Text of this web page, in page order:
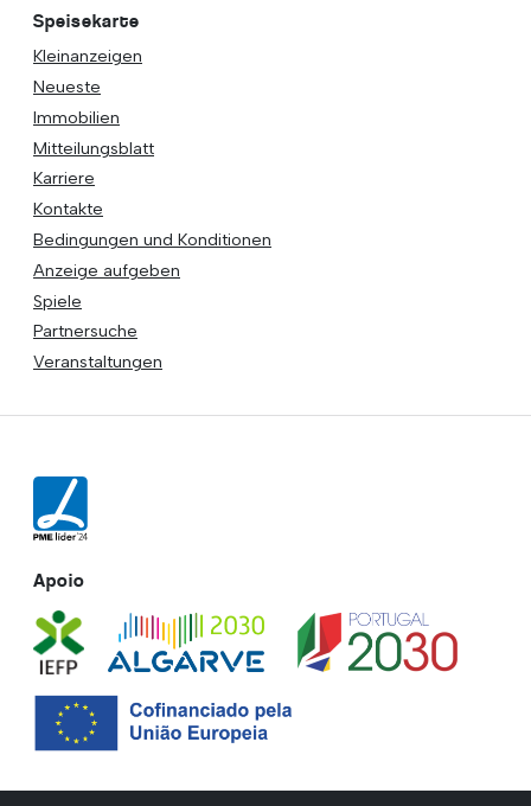
Speisekarte
Kleinanzeigen
Neueste
Immobilien
Mitteilungsblatt
Karriere
Kontakte
Bedingungen und Konditionen
Anzeige aufgeben
Spiele
Partnersuche
Veranstaltungen
Apoio